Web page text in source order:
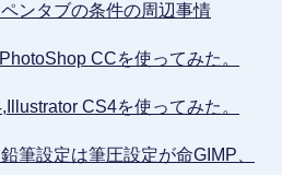
ンタブの条件の周辺事情
CCを使ってみた。
CS4を使ってみた。
筆設定は筆圧設定が命GIMP、